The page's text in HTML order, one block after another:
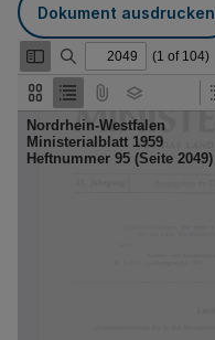
Dokument ausdrucken